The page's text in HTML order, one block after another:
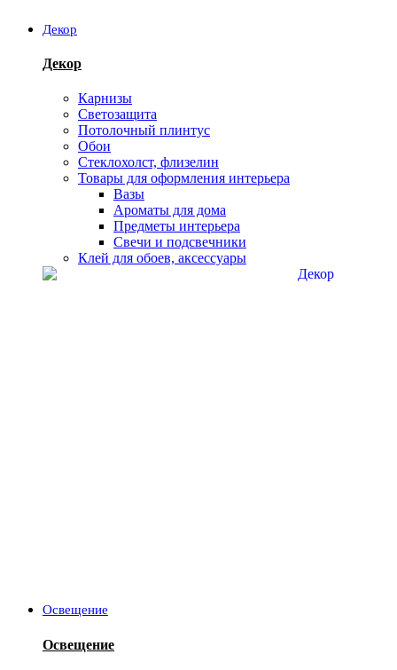
Декор
Декор
Карнизы
Светозащита
Потолочный плинтус
Обои
Стеклохолст, флизелин
Товары для оформления интерьера
Вазы
Ароматы для дома
Предметы интерьера
Свечи и подсвечники
Клей для обоев, аксессуары
Освещение
Освещение